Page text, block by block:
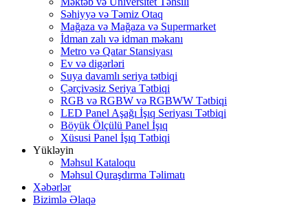
Səhiyyə və Təmiz Otaq
Mağaza və Mağaza və Supermarket
İdman zalı və idman məkanı
Metro və Qatar Stansiyası
Ev və digərləri
Suya davamlı seriya tətbiqi
Çərçivəsiz Seriya Tətbiqi
RGB və RGBW və RGBWW Tətbiqi
LED Panel Aşağı İşıq Seriyası Tətbiqi
Böyük Ölçülü Panel İşıq
Xüsusi Panel İşıq Tətbiqi
Yükləyin
Məhsul Kataloqu
Məhsul Quraşdırma Təlimatı
Xəbərlər
Bizimlə Əlaqə